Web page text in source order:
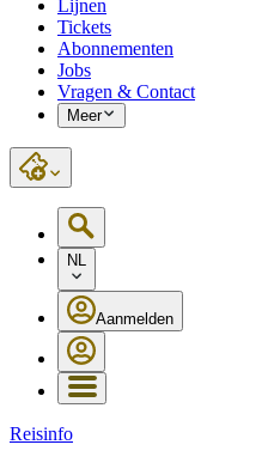
Lijnen
Tickets
Abonnementen
Jobs
Vragen & Contact
Meer
NL
Aanmelden
Reisinfo